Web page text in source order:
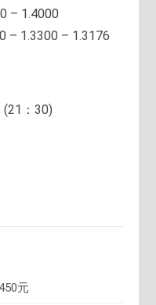
– 1.4000
– 1.3300 – 1.3176
(21：30)
元